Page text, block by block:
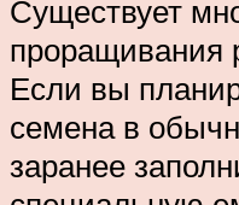
Существует
проращивания
Если вы
семена в
заранее